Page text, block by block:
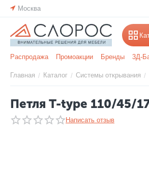
Москва
Распродажа Промоакции Бренды 3Д-
Главная / Каталог / Системы открывания /
Петля T-type 110/45/
Написать отзыв